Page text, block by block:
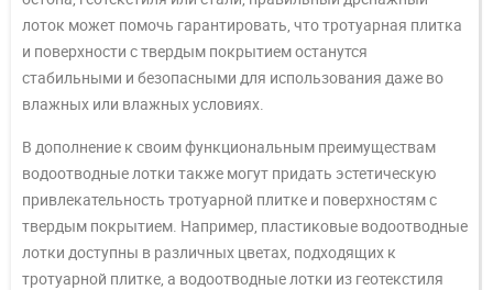
лоток может помочь гарантировать, что тротуарная плитка
и поверхности с твердым покрытием останутся
стабильными и безопасными для использования даже во
влажных или влажных условиях.
В дополнение к своим функциональным преимуществам
водоотводные лотки также могут придать эстетическую
привлекательность тротуарной плитке и поверхностям с
твердым покрытием. Например, пластиковые водоотводные
лотки доступны в различных цветах, подходящих к
тротуарной плитке, а водоотводные лотки из геотекстиля